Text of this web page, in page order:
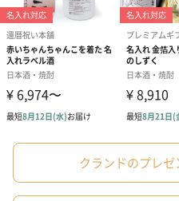
クランドのプレ